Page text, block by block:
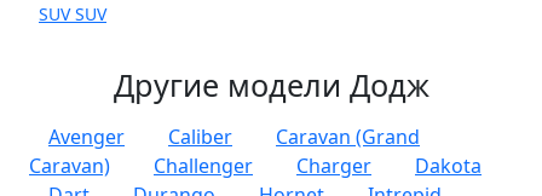
SUV SUV
Другие модели Додж
Avenger Caliber
Caravan (Grand
Caravan)
Challenger Charger
Dakota